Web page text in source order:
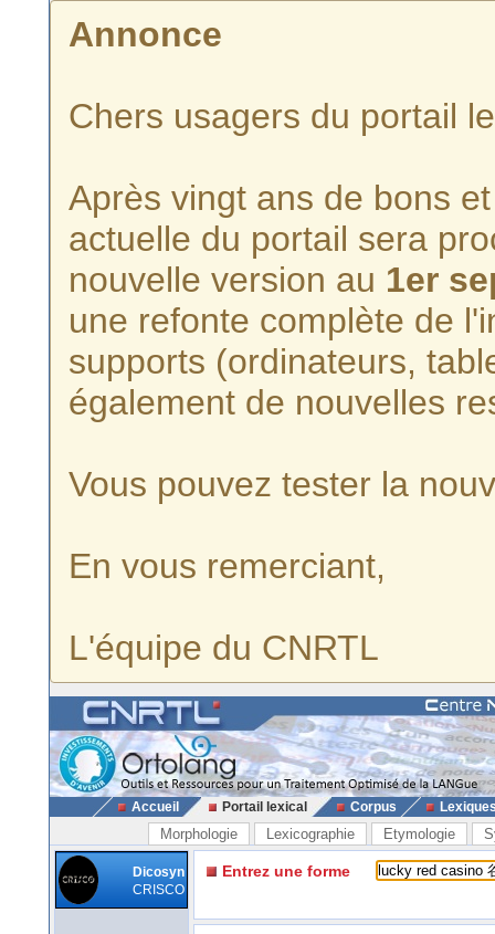
Annonce
Chers usagers du portail
Après vingt ans de bons
actuelle du portail sera
nouvelle version au 1er
une refonte complète de
supports (ordinateurs,
également de nouvelles
Vous pouvez tester la
En vous remerciant,
L'équipe du CNRTL
Accueil Portail lexical Corpus
Morphologie Lexicographie Etymologie
Dicosyn
CRISCO
Entrez une forme